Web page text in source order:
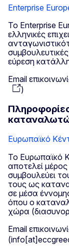
Enterprise
Το Enterprise
ελληνικές
εύρεση
Email
)
Ευρωπαϊκό
Το Ευρωπαϊκό
αποτελεί
συμβουλεύει
τους ως
σε μέσα
όπου ο
χώρα
Email
(